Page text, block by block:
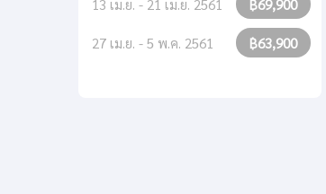
13 เม.ย. - 21 เม.ย. 2561 ฿69,900
27 เม.ย. - 5 พ.ค. 2561 ฿63,900